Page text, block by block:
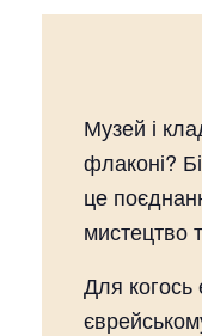
Музей і
флаконі?
це
мистецтво
Для когось